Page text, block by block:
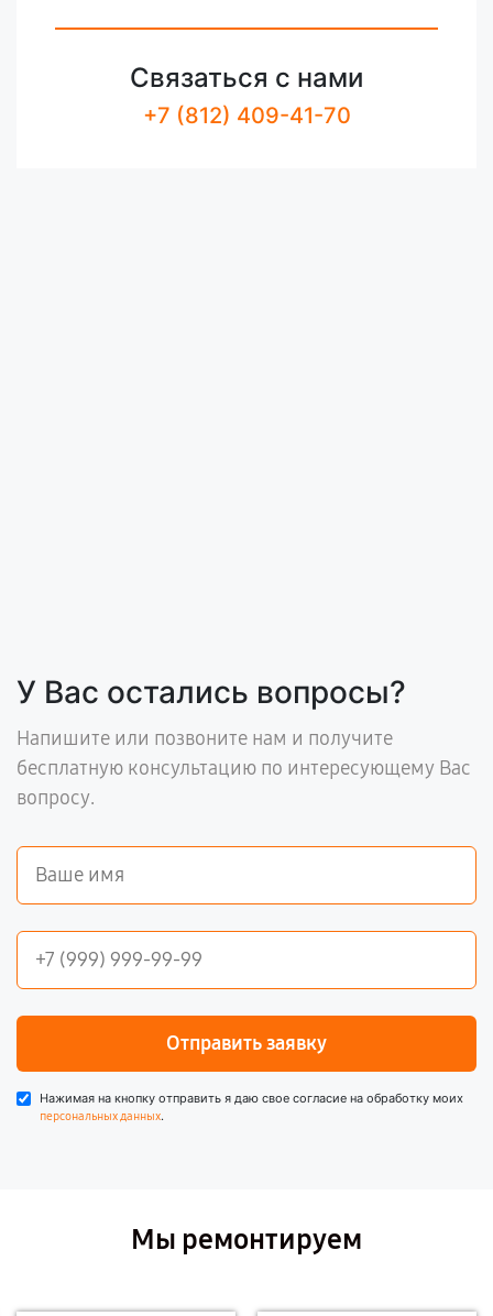
Связаться с нами
+7 (812) 409-41-70
У Вас остались вопросы?
Напишите или позвоните нам и получите
бесплатную консультацию по интересующему Вас
вопросу.
Отправить заявку
Нажимая на кнопку отправить я даю свое согласие на обработку моих
персональных данных.
Мы ремонтируем